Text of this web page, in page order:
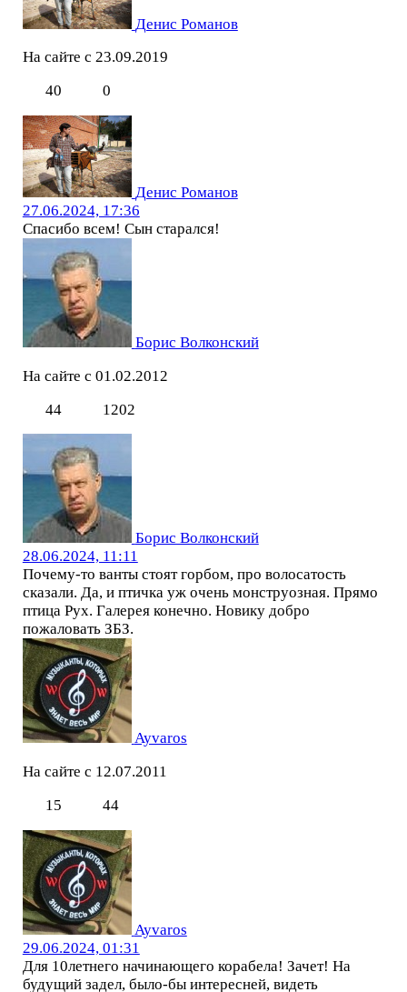
Денис Романов
На сайте с 23.09.2019
40
0
Денис Романов
27.06.2024, 17:36
Спасибо всем! Сын старался!
Борис Волконский
На сайте с 01.02.2012
44
1202
Борис Волконский
28.06.2024, 11:11
Почему-то ванты стоят горбом, про волосатость
сказали. Да, и птичка уж очень монструозная. Прямо
птица Рух. Галерея конечно. Новику добро
пожаловать ЗБЗ.
Ayvaros
На сайте с 12.07.2011
15
44
Ayvaros
29.06.2024, 01:31
Для 10летнего начинающего корабела! Зачет! На
будущий задел, было-бы интересней, видеть